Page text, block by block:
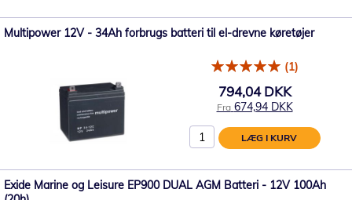
Multipower 12V - 34Ah forbrugs batteri til el-drevne køretøjer
(1)
794,04 DKK
Fra 674,94 DKK
LÆG I KURV
Exide Marine og Leisure EP900 DUAL AGM Batteri - 12V 100Ah